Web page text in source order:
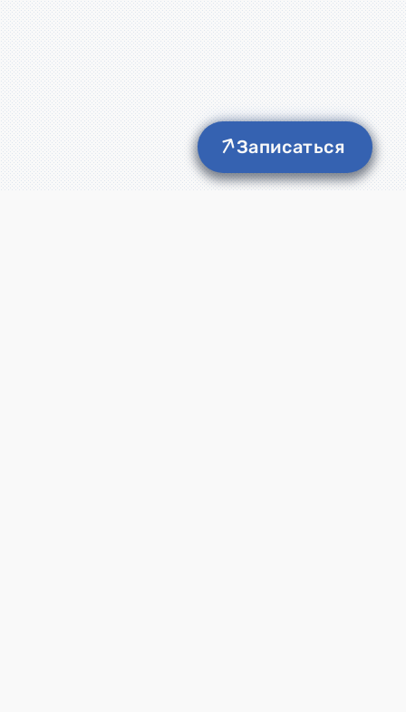
Записаться